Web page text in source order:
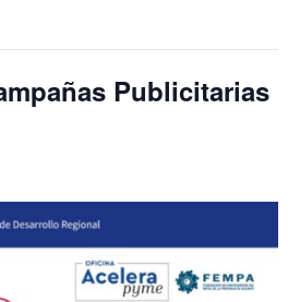
Publicitarias